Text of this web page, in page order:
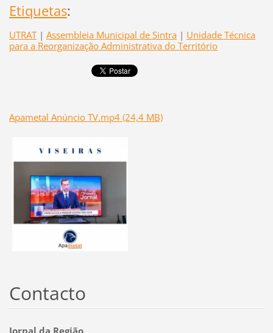
Etiquetas:
UTRAT | Assembleia Municipal de Sintra | Unidade Técnica
para a Reorganização Administrativa do Território
Apametal Anúncio TV.mp4 (24,4 MB)
Contacto
Jornal da Região